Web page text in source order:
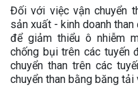
Đối với việc vận chuyển
sản xuất - kinh doanh
để giảm thiểu ô nhiễm
chống bụi trên các tuyến
chuyển than trên các
chuyển than bằng băng